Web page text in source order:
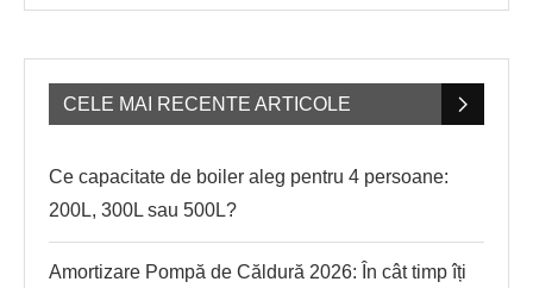
CELE MAI RECENTE ARTICOLE
Ce capacitate de boiler aleg pentru 4 persoane:
200L, 300L sau 500L?
Amortizare Pompă de Căldură 2026: În cât timp îți